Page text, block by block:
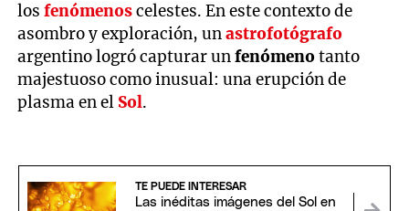
losfenómenoscelestes. En este contexto de
asombro y exploración, unastrofotógrafo
argentino logró capturar unfenómenotanto
majestuoso como inusual: una erupción de
plasma en el Sol.
TE PUEDE INTERESAR
Las inéditas imágenes del Sol en